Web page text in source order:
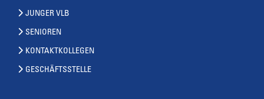
JUNGER VLB
SENIOREN
KONTAKTKOLLEGEN
GESCHÄFTSSTELLE